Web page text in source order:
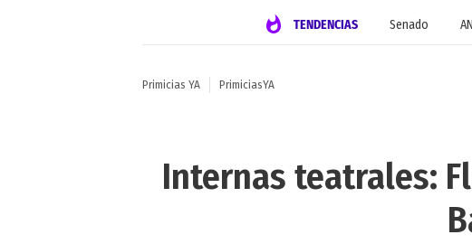
TENDENCIAS Senado
Primicias YA PrimiciasYA
Internas teatrales: